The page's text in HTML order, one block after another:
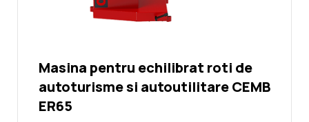
Masina pentru echilibrat roti de
autoturisme si autoutilitare CEMB
ER65